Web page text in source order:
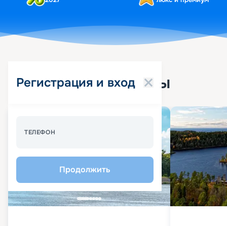
Регистрация и вход
ТЕЛЕФОН
Продолжить
Популярные круизы